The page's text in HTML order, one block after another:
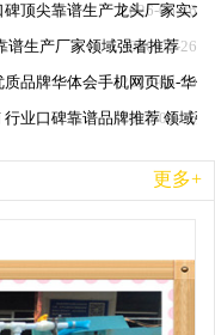
2026-06-26
顶尖靠谱生产龙头厂家实力
2026-06-26
谱生产厂家领域强者推荐
2026-06-26
品牌华体会手机网页版-华
2026-06-26
业口碑靠谱品牌推荐 领域
更多+